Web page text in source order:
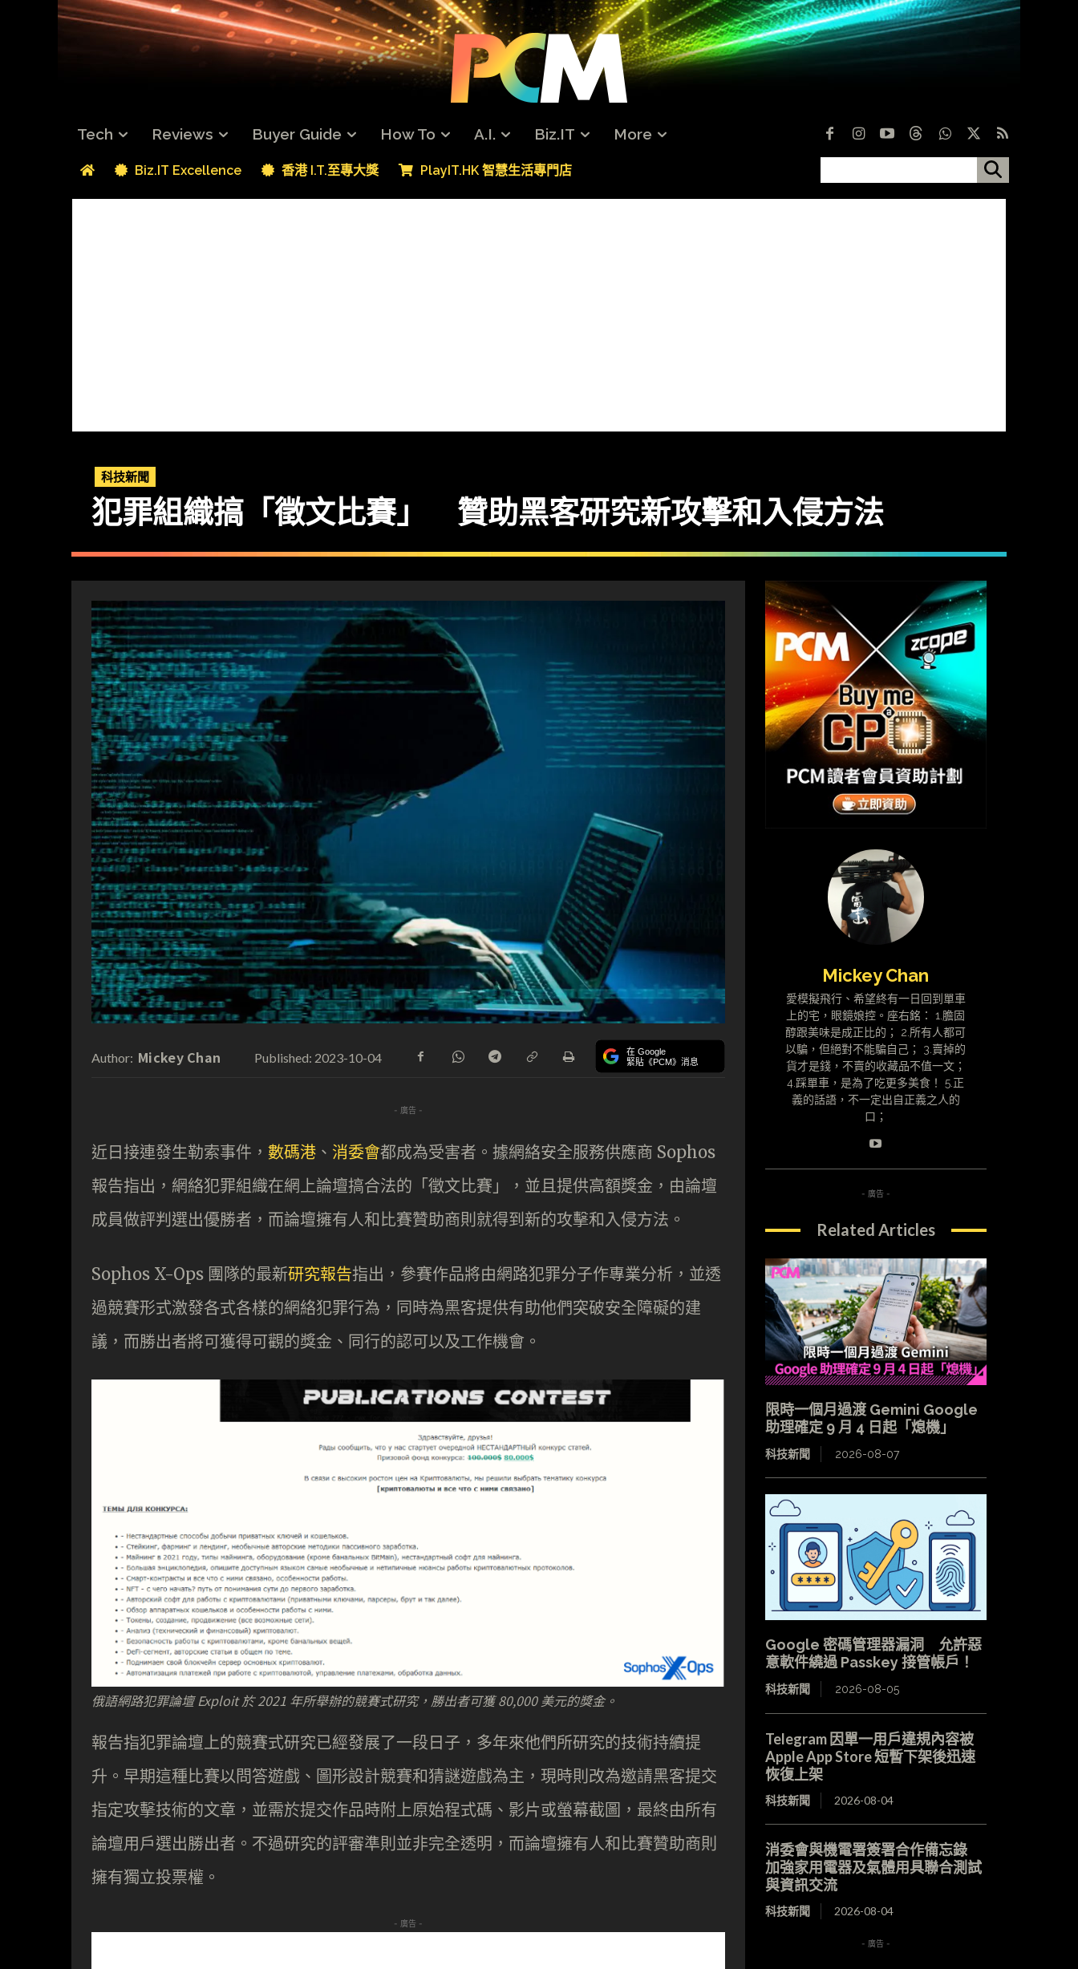
Tech Reviews Buyer Guide How To A.I. Biz.IT More
Biz.IT Excellence 香港 I.T.至專大獎 PlayIT.HK 智慧生活專門店
科技新聞
犯罪組織搞「徵文比賽」 贊助黑客研究新攻擊和入侵方法
Author: Mickey Chan Published: 2023-10-04 在 Google
緊貼《PCM》消息
- 廣告 -
近日接連發生勒索事件， 數碼港 、 消委會都成為受害者。據網絡安全服務供應商 Sophos
報告指出，網絡犯罪組織在網上論壇搞合法的「徵文比賽」，並且提供高額獎金，由論壇
成員做評判選出優勝者，而論壇擁有人和比賽贊助商則就得到新的攻擊和入侵方法。
Sophos X-Ops 團隊的最新研究報告指出，參賽作品將由網路犯罪分子作專業分析，並透
過競賽形式激發各式各樣的網絡犯罪行為，同時為黑客提供有助他們突破安全障礙的建
議，而勝出者將可獲得可觀的獎金、同行的認可以及工作機會。
俄語網路犯罪論壇 Exploit 於 2021 年所舉辦的競賽式研究，勝出者可獲 80,000 美元的獎金。
報告指犯罪論壇上的競賽式研究已經發展了一段日子，多年來他們所研究的技術持續提
升。早期這種比賽以問答遊戲、圖形設計競賽和猜謎遊戲為主，現時則改為邀請黑客提交
指定攻擊技術的文章，並需於提交作品時附上原始程式碼、影片或螢幕截圖，最終由所有
論壇用戶選出勝出者。不過研究的評審準則並非完全透明，而論壇擁有人和比賽贊助商則
擁有獨立投票權。
- 廣告 -
Mickey Chan
愛模擬飛行、希望終有一日回到單車
上的宅，眼鏡娘控。座右銘： 1.膽固
醇跟美味是成正比的； 2.所有人都可
以騙，但絕對不能騙自己； 3.賣掉的
貨才是錢，不賣的收藏品不值一文；
4.踩單車，是為了吃更多美食！ 5.正
義的話語，不一定出自正義之人的
口；
- 廣告 -
Related Articles
限時一個月過渡 Gemini Google
助理確定 9 月 4 日起「熄機」
科技新聞 2026-08-07
Google 密碼管理器漏洞 允許惡
意軟件繞過 Passkey 接管帳戶！
科技新聞 2026-08-05
Telegram 因單一用戶違規內容被
Apple App Store 短暫下架後迅速
恢復上架
科技新聞 2026-08-04
消委會與機電署簽署合作備忘錄
加強家用電器及氣體用具聯合測試
與資訊交流
科技新聞 2026-08-04
- 廣告 -